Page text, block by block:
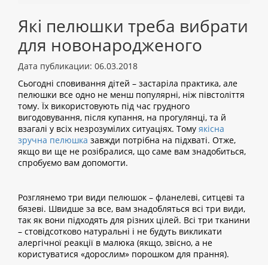
Які пелюшки треба вибрати
для новонародженого
Дата публикации: 06.03.2018
Сьогодні сповивання дітей – застаріла практика, але
пелюшки все одно не менш популярні, ніж півстоліття
тому. Їх використовують під час грудного
вигодовування, після купання, на прогулянці, та й
взагалі у всіх незрозумілих ситуаціях. Тому якісна
зручна пелюшка завжди потрібна на підхваті. Отже,
якщо ви ще не розібралися, що саме вам знадобиться,
спробуємо вам допомогти.
Розглянемо три види пелюшок – фланелеві, ситцеві та
бязеві. Швидше за все, вам знадобляться всі три види,
так як вони підходять для різних цілей. Всі три тканини
– стовідсотково натуральні і не будуть викликати
алергічної реакції в малюка (якщо, звісно, а не
користуватися «дорослим» порошком для прання).